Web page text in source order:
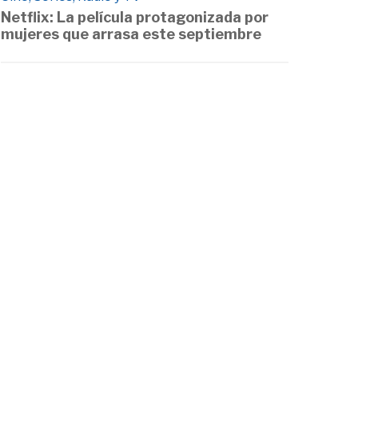
Netflix: La película protagonizada por
mujeres que arrasa este septiembre